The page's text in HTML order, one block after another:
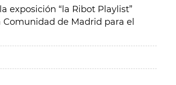
exposición “la Ribot Playlist”
de Madrid para el